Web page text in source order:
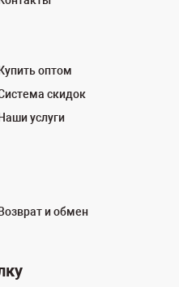
Купить оптом
скидок
Наши услуги
Возврат и обмен